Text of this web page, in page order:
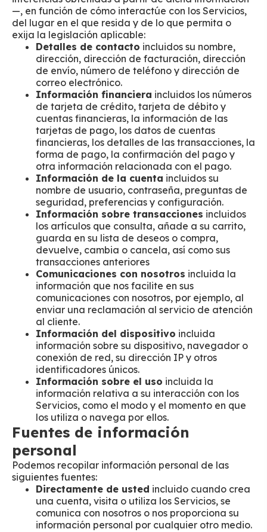
—, en función de cómo interactúe con los Servicios,
del lugar en el que resida y de lo que permita o
exija la legislación aplicable:
Detalles de contacto incluidos su nombre,
dirección, dirección de facturación, dirección
de envío, número de teléfono y dirección de
correo electrónico.
Información financiera incluidos los números
de tarjeta de crédito, tarjeta de débito y
cuentas financieras, la información de las
tarjetas de pago, los datos de cuentas
financieras, los detalles de las transacciones, la
forma de pago, la confirmación del pago y
otra información relacionada con el pago.
Información de la cuenta incluidos su
nombre de usuario, contraseña, preguntas de
seguridad, preferencias y configuración.
Información sobre transacciones incluidos
los artículos que consulta, añade a su carrito,
guarda en su lista de deseos o compra,
devuelve, cambia o cancela, así como sus
transacciones anteriores
Comunicaciones con nosotros incluida la
información que nos facilite en sus
comunicaciones con nosotros, por ejemplo, al
enviar una reclamación al servicio de atención
al cliente.
Información del dispositivo incluida
información sobre su dispositivo, navegador o
conexión de red, su dirección IP y otros
identificadores únicos.
Información sobre el uso incluida la
información relativa a su interacción con los
Servicios, como el modo y el momento en que
los utiliza o navega por ellos.
Fuentes de información
personal
Podemos recopilar información personal de las
siguientes fuentes:
Directamente de usted incluido cuando crea
una cuenta, visita o utiliza los Servicios, se
comunica con nosotros o nos proporciona su
información personal por cualquier otro medio.